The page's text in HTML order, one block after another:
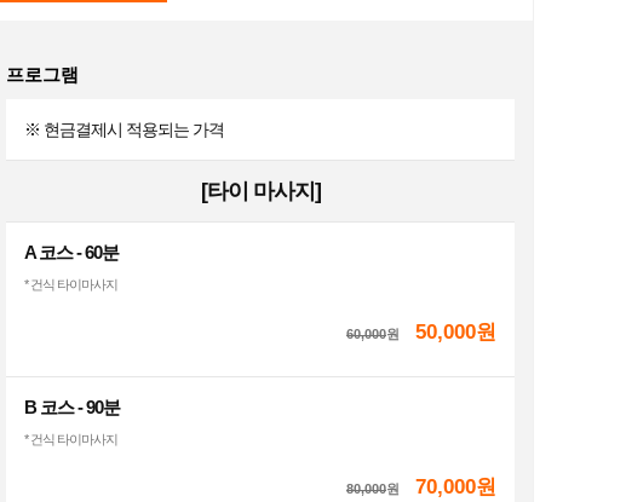
프로그램
※ 현금결제시 적용되는 가격
[타이 마사지]
A 코스 - 60분
* 건식 타이마사지
60,000원 50,000원
B 코스 - 90분
* 건식 타이마사지
80,000원 70,000원